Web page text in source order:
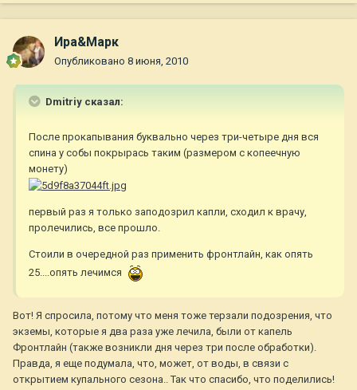
Ира&Марк
Опубликовано 8 июня, 2010
Dmitriy сказал:
После прокапывания буквально через три-четыре дня вся
спина у собы покрырась таким (размером с копеечную
монету)
первый раз я только заподозрил капли, сходил к врачу,
пролечились, все прошло.
Стоили в очередной раз применить фронтлайн, как опять
25....опять лечимся
Вот! Я спросила, потому что меня тоже терзали подозрения, что
экземы, которые я два раза уже лечила, были от капель
Фронтлайн (также возникли дня через три после обработки).
Правда, я еще подумала, что, может, от воды, в связи с
открытием купального сезона.. Так что спасибо, что поделились!